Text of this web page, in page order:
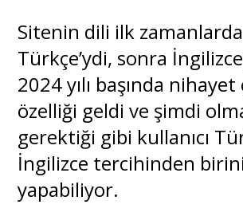
Sitenin dili ilk zamanlarda
Türkçe’ydi, sonra
2024 yılı başında
özelliği geldi ve şimdi
gerektiği gibi kullanıcı
İngilizce tercihinden birini
yapabiliyor.